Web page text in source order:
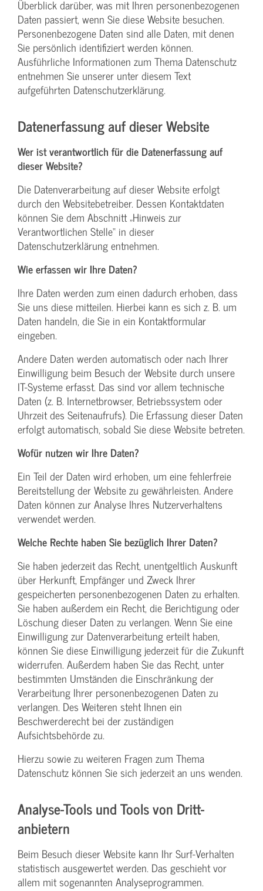
Überblick darüber, was mit Ihren personenbezogenen
Daten passiert, wenn Sie diese Website besuchen.
Personenbezogene Daten sind alle Daten, mit denen
Sie persönlich identifiziert werden können.
Ausführliche Informationen zum Thema Datenschutz
entnehmen Sie unserer unter diesem Text
aufgeführten Datenschutzerklärung.
Datenerfassung auf dieser Website
Wer ist verantwortlich für die Datenerfassung auf
dieser Website?
Die Datenverarbeitung auf dieser Website erfolgt
durch den Websitebetreiber. Dessen Kontaktdaten
können Sie dem Abschnitt „Hinweis zur
Verantwortlichen Stelle“ in dieser
Datenschutzerklärung entnehmen.
Wie erfassen wir Ihre Daten?
Ihre Daten werden zum einen dadurch erhoben, dass
Sie uns diese mitteilen. Hierbei kann es sich z. B. um
Daten handeln, die Sie in ein Kontaktformular
eingeben.
Andere Daten werden automatisch oder nach Ihrer
Einwilligung beim Besuch der Website durch unsere
IT-Systeme erfasst. Das sind vor allem technische
Daten (z. B. Internetbrowser, Betriebssystem oder
Uhrzeit des Seitenaufrufs). Die Erfassung dieser Daten
erfolgt automatisch, sobald Sie diese Website betreten.
Wofür nutzen wir Ihre Daten?
Ein Teil der Daten wird erhoben, um eine fehlerfreie
Bereitstellung der Website zu gewährleisten. Andere
Daten können zur Analyse Ihres Nutzerverhaltens
verwendet werden.
Welche Rechte haben Sie bezüglich Ihrer Daten?
Sie haben jederzeit das Recht, unentgeltlich Auskunft
über Herkunft, Empfänger und Zweck Ihrer
gespeicherten personenbezogenen Daten zu erhalten.
Sie haben außerdem ein Recht, die Berichtigung oder
Löschung dieser Daten zu verlangen. Wenn Sie eine
Einwilligung zur Datenverarbeitung erteilt haben,
können Sie diese Einwilligung jederzeit für die Zukunft
widerrufen. Außerdem haben Sie das Recht, unter
bestimmten Umständen die Einschränkung der
Verarbeitung Ihrer personenbezogenen Daten zu
verlangen. Des Weiteren steht Ihnen ein
Beschwerderecht bei der zuständigen
Aufsichtsbehörde zu.
Hierzu sowie zu weiteren Fragen zum Thema
Datenschutz können Sie sich jederzeit an uns wenden.
Analyse-Tools und Tools von Dritt­
anbietern
Beim Besuch dieser Website kann Ihr Surf-Verhalten
statistisch ausgewertet werden. Das geschieht vor
allem mit sogenannten Analyseprogrammen.